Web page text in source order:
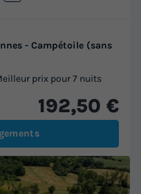
- Campétoile (sans
prix pour 7 nuits
192,50 €